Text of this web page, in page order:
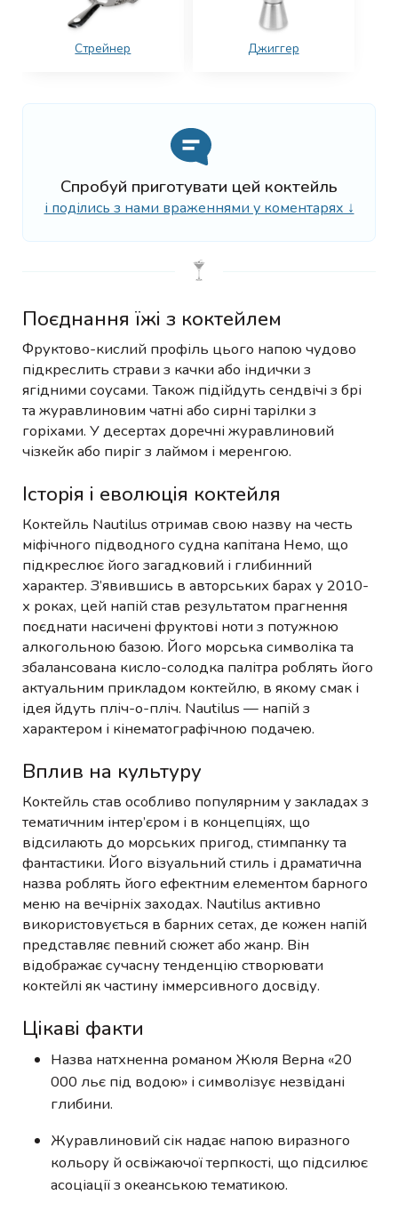
Стрейнер Джиггер
Спробуй приготувати цей коктейль
і поділись з нами враженнями у коментарях ↓
Поєднання їжі з коктейлем
Фруктово-кислий профіль цього напою чудово
підкреслить страви з качки або індички з
ягідними соусами. Також підійдуть сендвічі з брі
та журавлиновим чатні або сирні тарілки з
горіхами. У десертах доречні журавлиновий
чізкейк або пиріг з лаймом і меренгою.
Історія і еволюція коктейля
Коктейль Nautilus отримав свою назву на честь
міфічного підводного судна капітана Немо, що
підкреслює його загадковий і глибинний
характер. З’явившись в авторських барах у 2010-
х роках, цей напій став результатом прагнення
поєднати насичені фруктові ноти з потужною
алкогольною базою. Його морська символіка та
збалансована кисло-солодка палітра роблять його
актуальним прикладом коктейлю, в якому смак і
ідея йдуть пліч-о-пліч. Nautilus — напій з
характером і кінематографічною подачею.
Вплив на культуру
Коктейль став особливо популярним у закладах з
тематичним інтер’єром і в концепціях, що
відсилають до морських пригод, стимпанку та
фантастики. Його візуальний стиль і драматична
назва роблять його ефектним елементом барного
меню на вечірніх заходах. Nautilus активно
використовується в барних сетах, де кожен напій
представляє певний сюжет або жанр. Він
відображає сучасну тенденцію створювати
коктейлі як частину іммерсивного досвіду.
Цікаві факти
Назва натхненна романом Жюля Верна «20
000 льє під водою» і символізує незвідані
глибини.
Журавлиновий сік надає напою виразного
кольору й освіжаючої терпкості, що підсилює
асоціації з океанською тематикою.